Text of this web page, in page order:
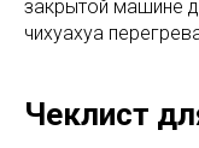
закрытой машине
чихуахуа
Чеклист